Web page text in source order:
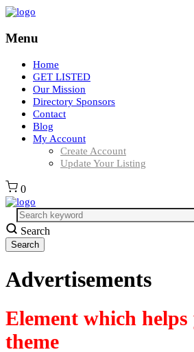
Menu
Home
GET LISTED
Our Mission
Directory Sponsors
Contact
Blog
My Account
Create Account
Update Your Listing
0
Search
Advertisements
Element which
theme